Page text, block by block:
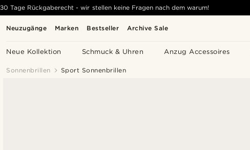
Neuzugänge Marken Bestseller Archive Sale
Neue Kollektion Schmuck & Uhren Anzug Accessoires
30 Tage Rückgaberecht - wir stellen keine Fragen nach dem warum!
Sonnenbrillen Sport Sonnenbrillen